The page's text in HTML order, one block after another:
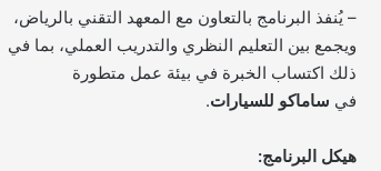
– يُنفذ البرنامج بالتعاون مع المعهد التقني بالرياض،
ويجمع بين التعليم النظري والتدريب العملي، بما في
ذلك اكتساب الخبرة في بيئة عمل متطورة
في ساماكو للسيارات.
هيكل البرنامج: